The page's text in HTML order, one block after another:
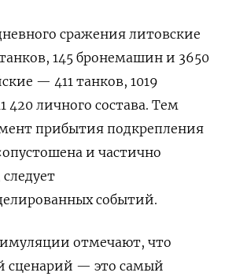
сражения литовские
145 бронемашин и 3650
— 411 танков, 1019
420 личного состава. Тем
прибытия подкрепления
и частично
событий.
отмечают, что
сценарий — это самый